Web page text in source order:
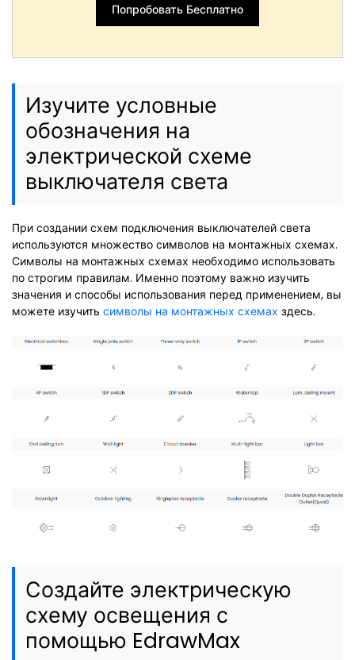
Попробовать Бесплатно
Изучите условные
обозначения на
электрической схеме
выключателя света
При создании схем подключения выключателей света
используются множество символов на монтажных схемах.
Символы на монтажных схемах необходимо использовать
по строгим правилам. Именно поэтому важно изучить
значения и способы использования перед применением, вы
можете изучить символы на монтажных схемах здесь.
Создайте электрическую
схему освещения с
помощью EdrawMax